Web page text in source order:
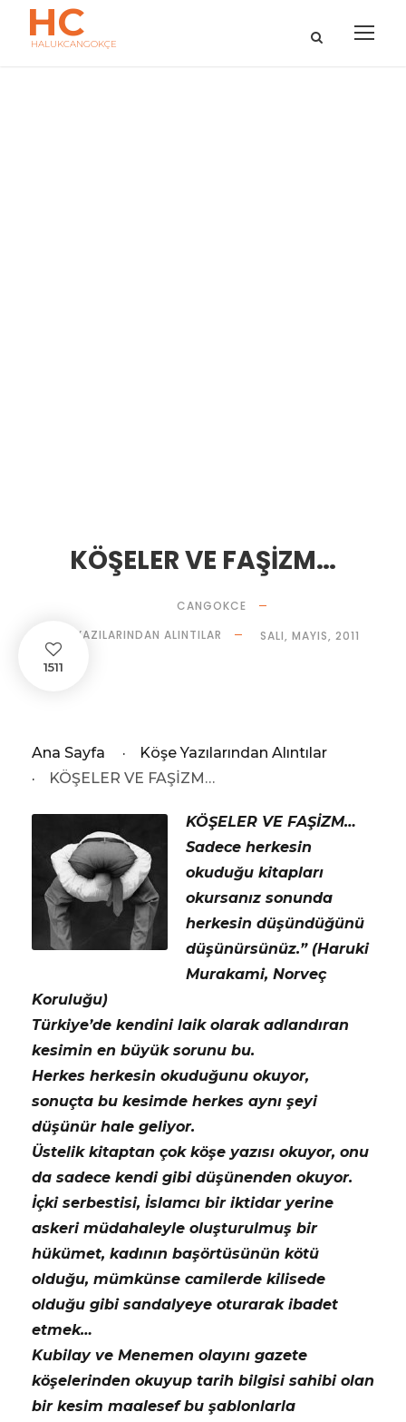
HC
HALUKCANGOKÇE
KÖŞELER VE FAŞİZM…
CANGOKCE
KÖŞE YAZILARINDAN ALINTILAR
SALI, MAYIS, 2011
1511
Ana Sayfa ·
Köşe Yazılarından Alıntılar
·
KÖŞELER VE FAŞİZM…
KÖŞELER VE FAŞİZM…
Sadece herkesin
okuduğu kitapları
okursanız sonunda
herkesin düşündüğünü
düşünürsünüz.” (Haruki
Murakami, Norveç
Koruluğu)
Türkiye’de kendini laik olarak adlandıran
kesimin en büyük sorunu bu.
Herkes herkesin okuduğunu okuyor,
sonuçta bu kesimde herkes aynı şeyi
düşünür hale geliyor.
Üstelik kitaptan çok köşe yazısı okuyor, onu
da sadece kendi gibi düşünenden okuyor.
İçki serbestisi, İslamcı bir iktidar yerine
askeri müdahaleyle oluşturulmuş bir
hükümet, kadının başörtüsünün kötü
olduğu, mümkünse camilerde kilisede
olduğu gibi sandalyeye oturarak ibadet
etmek…
Kubilay ve Menemen olayını gazete
köşelerinden okuyup tarih bilgisi sahibi olan
bir kesim maalesef bu şablonlarla